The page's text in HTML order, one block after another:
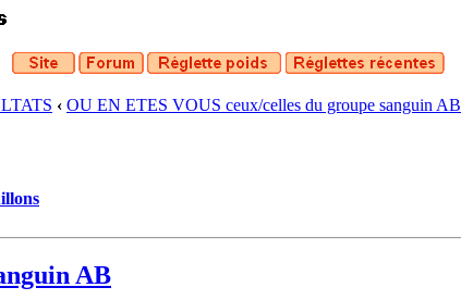
‹ OU EN ETES VOUS ceux/celles du groupe sanguin AB
AB